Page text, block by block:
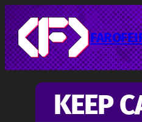
Pular
para
o
conteúdo
KEEP